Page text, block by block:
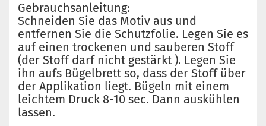
Gebrauchsanleitung:
Schneiden Sie das Motiv aus und
entfernen Sie die Schutzfolie. Legen Sie es
auf einen trockenen und sauberen Stoff
(der Stoff darf nicht gestärkt ). Legen Sie
ihn aufs Bügelbrett so, dass der Stoff über
der Applikation liegt. Bügeln mit einem
leichtem Druck 8-10 sec. Dann auskühlen
lassen.